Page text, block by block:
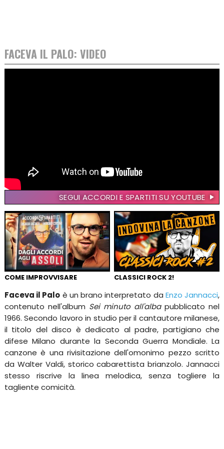
FACEVA IL PALO: VIDEO
SEGUI ACCORDI E SPARTITI SU YOUTUBE
COME IMPROVVISARE CLASSICI ROCK 2!
Faceva il Palo è un brano interpretato da Enzo Jannacci,
contenuto nell'album Sei minuto all'albapubblicato nel
1966. Secondo lavoro in studio per il cantautore milanese,
il titolo del disco è dedicato al padre, partigiano che
difese Milano durante la Seconda Guerra Mondiale. La
canzone è una rivisitazione dell'omonimo pezzo scritto
da Walter Valdi, storico cabarettista brianzolo. Jannacci
stesso riscrive la linea melodica, senza togliere la
tagliente comicità.